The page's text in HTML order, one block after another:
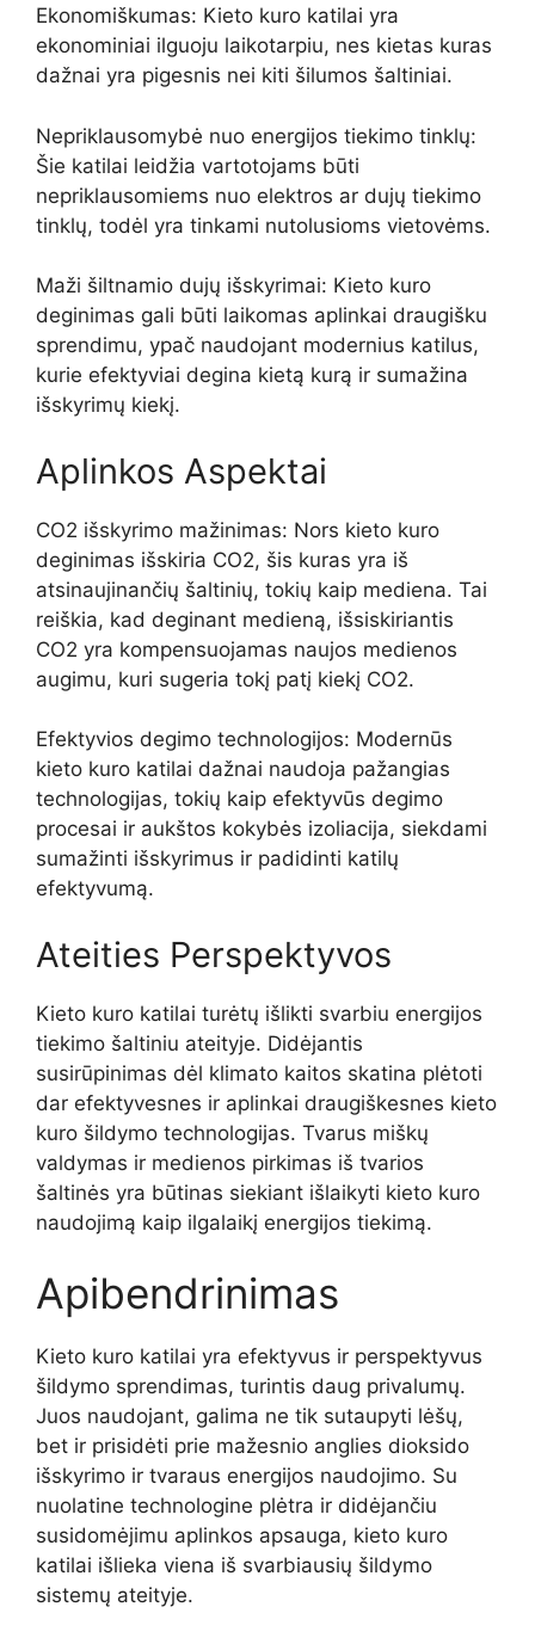
Ekonomiškumas: Kieto kuro katilai yra
ekonominiai ilguoju laikotarpiu, nes kietas kuras
dažnai yra pigesnis nei kiti šilumos šaltiniai.
Nepriklausomybė nuo energijos tiekimo tinklų:
Šie katilai leidžia vartotojams būti
nepriklausomiems nuo elektros ar dujų tiekimo
tinklų, todėl yra tinkami nutolusioms vietovėms.
Maži šiltnamio dujų išskyrimai: Kieto kuro
deginimas gali būti laikomas aplinkai draugišku
sprendimu, ypač naudojant modernius katilus,
kurie efektyviai degina kietą kurą ir sumažina
išskyrimų kiekį.
Aplinkos Aspektai
CO2 išskyrimo mažinimas: Nors kieto kuro
deginimas išskiria CO2, šis kuras yra iš
atsinaujinančių šaltinių, tokių kaip mediena. Tai
reiškia, kad deginant medieną, išsiskiriantis
CO2 yra kompensuojamas naujos medienos
augimu, kuri sugeria tokį patį kiekį CO2.
Efektyvios degimo technologijos: Modernūs
kieto kuro katilai dažnai naudoja pažangias
technologijas, tokių kaip efektyvūs degimo
procesai ir aukštos kokybės izoliacija, siekdami
sumažinti išskyrimus ir padidinti katilų
efektyvumą.
Ateities Perspektyvos
Kieto kuro katilai turėtų išlikti svarbiu energijos
tiekimo šaltiniu ateityje. Didėjantis
susirūpinimas dėl klimato kaitos skatina plėtoti
dar efektyvesnes ir aplinkai draugiškesnes kieto
kuro šildymo technologijas. Tvarus miškų
valdymas ir medienos pirkimas iš tvarios
šaltinės yra būtinas siekiant išlaikyti kieto kuro
naudojimą kaip ilgalaikį energijos tiekimą.
Apibendrinimas
Kieto kuro katilai yra efektyvus ir perspektyvus
šildymo sprendimas, turintis daug privalumų.
Juos naudojant, galima ne tik sutaupyti lėšų,
bet ir prisidėti prie mažesnio anglies dioksido
išskyrimo ir tvaraus energijos naudojimo. Su
nuolatine technologine plėtra ir didėjančiu
susidomėjimu aplinkos apsauga, kieto kuro
katilai išlieka viena iš svarbiausių šildymo
sistemų ateityje.